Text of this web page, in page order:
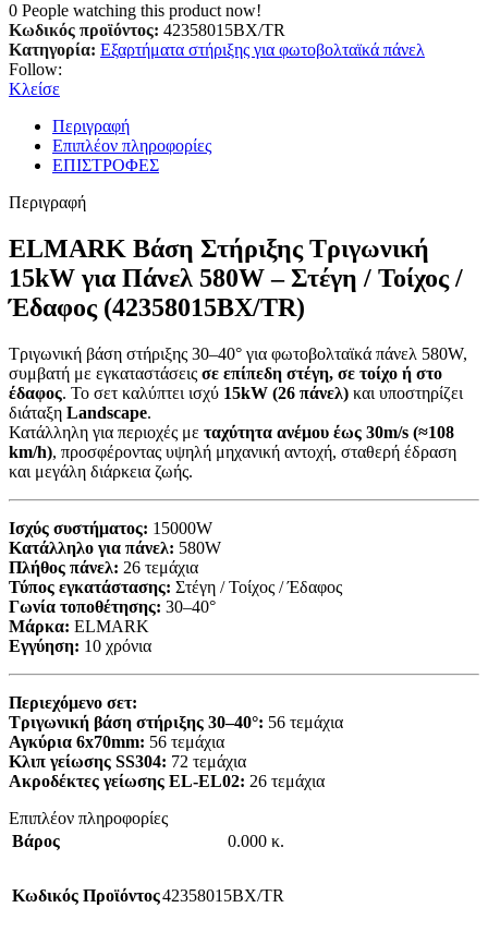
0 People watching this product now!
Κωδικός προϊόντος: 42358015BX/TR
Κατηγορία: Εξαρτήματα στήριξης για φωτοβολταϊκά πάνελ
Follow:
Κλείσε
Περιγραφή
Επιπλέον πληροφορίες
ΕΠΙΣΤΡΟΦΕΣ
Περιγραφή
ELMARK Βάση Στήριξης Τριγωνική
15kW για Πάνελ 580W – Στέγη / Τοίχος /
Έδαφος (42358015BX/TR)
Τριγωνική βάση στήριξης 30–40° για φωτοβολταϊκά πάνελ 580W,
συμβατή με εγκαταστάσεις σε επίπεδη στέγη, σε τοίχο ή στο
έδαφος. Το σετ καλύπτει ισχύ 15kW (26 πάνελ) και υποστηρίζει
διάταξη Landscape.
Κατάλληλη για περιοχές με ταχύτητα ανέμου έως 30m/s (≈108
km/h), προσφέροντας υψηλή μηχανική αντοχή, σταθερή έδραση
και μεγάλη διάρκεια ζωής.
Ισχύς συστήματος: 15000W
Κατάλληλο για πάνελ: 580W
Πλήθος πάνελ: 26 τεμάχια
Τύπος εγκατάστασης: Στέγη / Τοίχος / Έδαφος
Γωνία τοποθέτησης: 30–40°
Μάρκα: ELMARK
Εγγύηση: 10 χρόνια
Περιεχόμενο σετ:
Τριγωνική βάση στήριξης 30–40°: 56 τεμάχια
Αγκύρια 6x70mm: 56 τεμάχια
Κλιπ γείωσης SS304: 72 τεμάχια
Ακροδέκτες γείωσης EL-EL02: 26 τεμάχια
Επιπλέον πληροφορίες
Βάρος
0.000 κ.
Κωδικός Προϊόντος42358015BX/TR